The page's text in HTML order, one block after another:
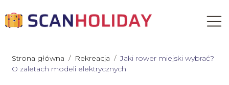
Strona główna / Rekreacja /Jaki rower miejski wybrać?
O zaletach modeli elektrycznych